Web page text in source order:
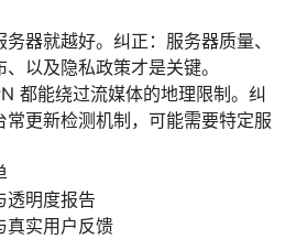
器就越好。纠正：服务器质量、
以及隐私政策才是关键。
都能绕过流媒体的地理限制。纠
常更新检测机制，可能需要特定服
透明度报告
真实用户反馈